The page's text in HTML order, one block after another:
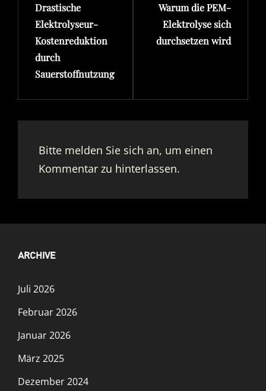
Post
Drastische
Elektrolyseur-
Kostenreduktion
durch
Sauerstoffnutzung
Post
Warum die PEM-
Elektrolyse sich
durchsetzen wird
Bitte melden Sie sich an, um einen
Kommentar zu hinterlassen.
ARCHIVE
Juli 2026
Februar 2026
Januar 2026
März 2025
Dezember 2024